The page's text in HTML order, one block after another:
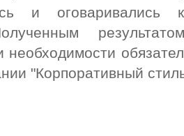
и
"Корпоративный